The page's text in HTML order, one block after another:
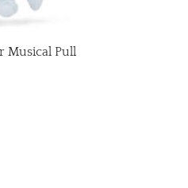
Musical Pull